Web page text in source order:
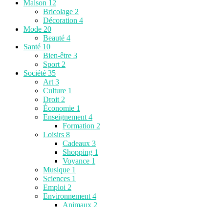
Maison 12
Bricolage 2
Décoration 4
Mode 20
Beauté 4
Santé 10
Bien-être 3
Sport 2
Société 35
Art 3
Culture 1
Droit 2
Économie 1
Enseignement 4
Formation 2
Loisirs 8
Cadeaux 3
Shopping 1
Voyance 1
Musique 1
Sciences 1
Emploi 2
Environnement 4
Animaux 2